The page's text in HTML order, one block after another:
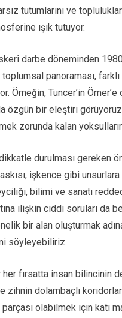
tutumlarını ve
ışık tutuyor.
darbe döneminden
panoraması,
Örneğin, Tuncer’in
özgün bir eleştiri
zorunda kalan
durulması gereken
işkence gibi
bilimi ve sanatı
ilişkin ciddi soruları da
bir alan oluşturmak
söyleyebiliriz.
fırsatta insan bilincinin
zihnin dolambaçlı
olabilmek için katı